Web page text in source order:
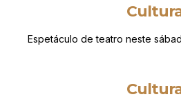
Espetáculo de teatro neste